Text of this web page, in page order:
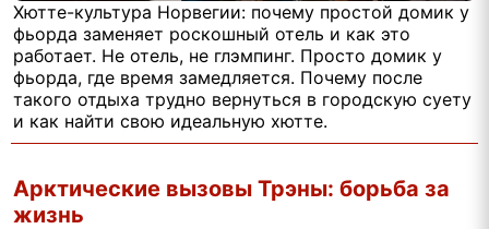
Хютте-культура Норвегии: почему простой домик у
фьорда заменяет роскошный отель и как это
работает. Не отель, не глэмпинг. Просто домик у
фьорда, где время замедляется. Почему после
такого отдыха трудно вернуться в городскую суету
и как найти свою идеальную хютте.
Арктические вызовы Трэны: борьба за
жизнь